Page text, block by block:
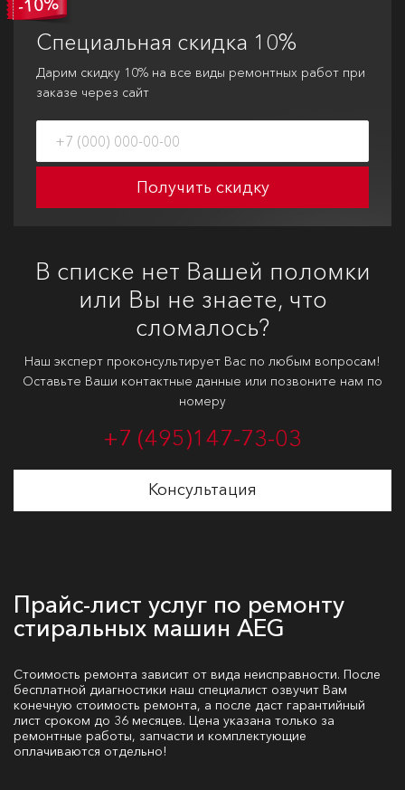
Специальная скидка 10%
Дарим скидку 10% на все виды ремонтных работ при
заказе через сайт
Получить скидку
В списке нет Вашей поломки
или Вы не знаете, что
сломалось?
Наш эксперт проконсультирует Вас по любым вопросам!
Оставьте Ваши контактные данные или позвоните нам по
номеру
+7 (495)147-73-03
Консультация
Прайс-лист услуг по ремонту
стиральных машин AEG
Стоимость ремонта зависит от вида неисправности. После
бесплатной диагностики наш специалист озвучит Вам
конечную стоимость ремонта, а после даст гарантийный
лист сроком до 36 месяцев. Цена указана только за
ремонтные работы, запчасти и комплектующие
оплачиваются отдельно!